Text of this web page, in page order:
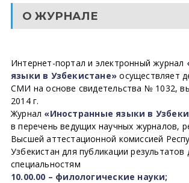
О ЖУРНАЛЕ
Интернет-портал и электронный журнал
языки в Узбекистане» осуществляет
СМИ на основе свидетельства № 1032,
2014 г.
Журнал «Иностранные языки в
в перечень ведущих научных журналов,
Высшей аттестационной комиссией
Узбекистан для публикации результатов
специальностям
10.00.00 – филологические науки;